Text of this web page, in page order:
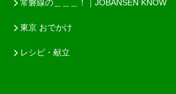
常磐線の＿＿＿！｜JOBANSEN KNOW
東京 おでかけ
レシピ・献立